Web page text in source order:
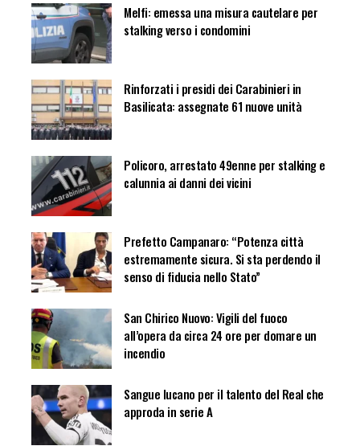
Melfi: emessa una misura cautelare per
stalking verso i condomini
Rinforzati i presidi dei Carabinieri in
Basilicata: assegnate 61 nuove unità
Policoro, arrestato 49enne per stalking e
calunnia ai danni dei vicini
Prefetto Campanaro: “Potenza città
estremamente sicura. Si sta perdendo il
senso di fiducia nello Stato”
San Chirico Nuovo: Vigili del fuoco
all’opera da circa 24 ore per domare un
incendio
Sangue lucano per il talento del Real che
approda in serie A